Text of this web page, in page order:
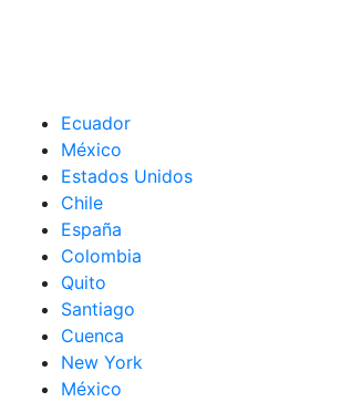
Ecuador
México
Estados Unidos
Chile
España
Colombia
Quito
Santiago
Cuenca
New York
México